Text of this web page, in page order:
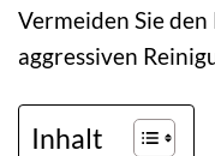
Vermeiden Sie
aggressiven
Inhalt